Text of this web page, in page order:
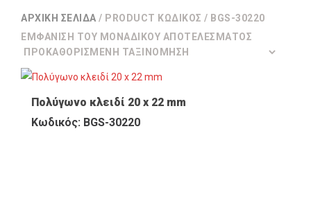
ΑΡΧΙΚΉ ΣΕΛΊΔΑ / PRODUCT ΚΩΔΙΚΌΣ / BGS-30220
ΕΜΦΆΝΙΣΗ ΤΟΥ ΜΟΝΑΔΙΚΟΎ ΑΠΟΤΕΛΈΣΜΑΤΟΣ
Πολύγωνο κλειδί 20 x 22 mm
Κωδικός: BGS-30220